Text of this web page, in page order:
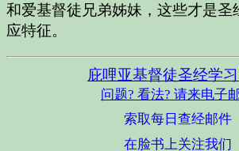
和爱基督徒兄弟姊妹，这些才是圣
应特征。
庇哩亚基督徒圣经学
问题? 看法? 请来电子
索取每日查经邮件
在脸书上关注我们